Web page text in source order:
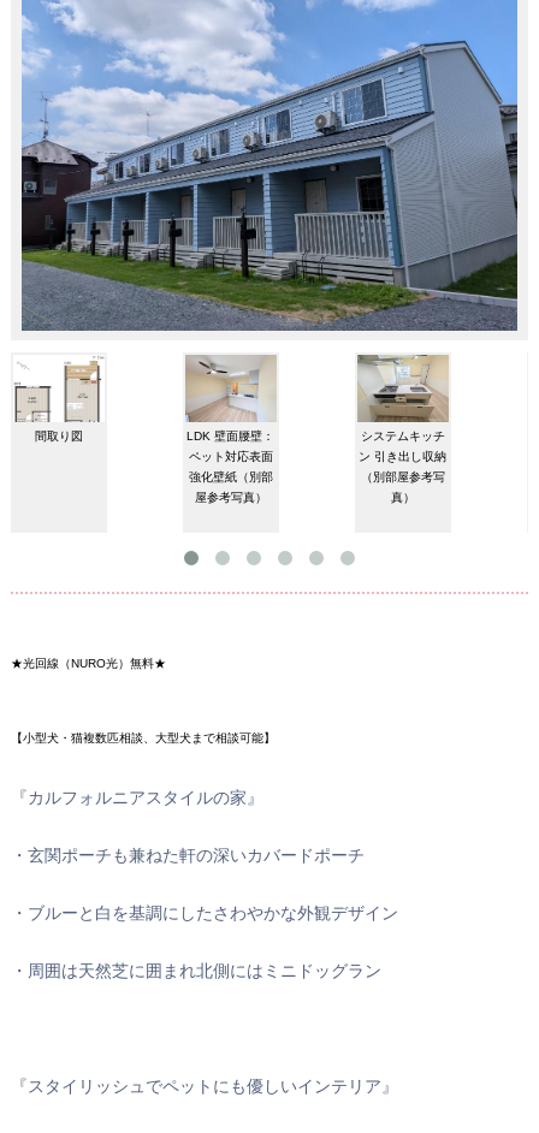
間取り図
LDK 壁面腰壁：
ペット対応表面
強化壁紙（別部
屋参考写真）
システムキッチ
ン 引き出し収納
（別部屋参考写
真）
★光回線（NURO光）無料★
【小型犬・猫複数匹相談、大型犬まで相談可能】
『カルフォルニアスタイルの家』
・玄関ポーチも兼ねた軒の深いカバードポーチ
・ブルーと白を基調にしたさわやかな外観デザイン
・周囲は天然芝に囲まれ北側にはミニドッグラン
『スタイリッシュでペットにも優しいインテリア』